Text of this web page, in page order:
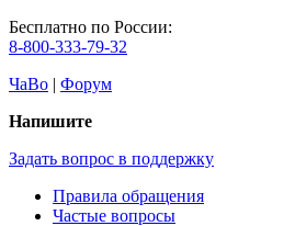
Бесплатно по России:
8-800-333-79-32
ЧаВо | Форум
Напишите
Задать вопрос в поддержку
Правила обращения
Частые вопросы